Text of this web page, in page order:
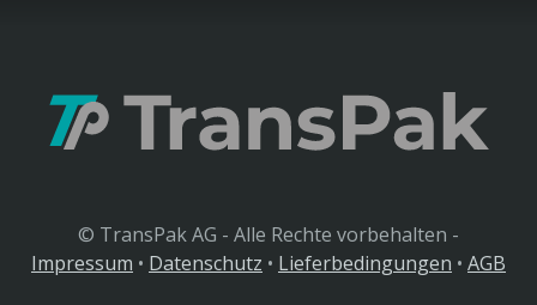
© TransPak AG - Alle Rechte vorbehalten -
Impressum • Datenschutz • Lieferbedingungen • AGB